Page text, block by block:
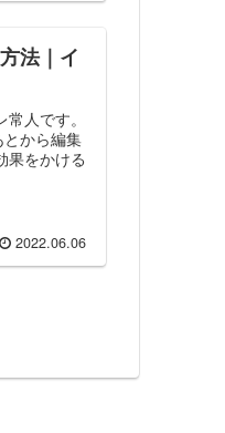
法｜イ
人です。
から編集
果をかける
2022.06.06